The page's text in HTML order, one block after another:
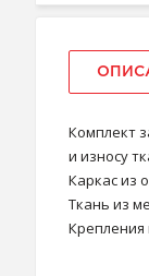
Комплект
и износу
Каркас из
Ткань из
Крепления